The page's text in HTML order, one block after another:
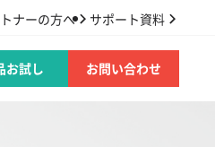
ナーの方へ サポート資料
お試し お問い合わせ